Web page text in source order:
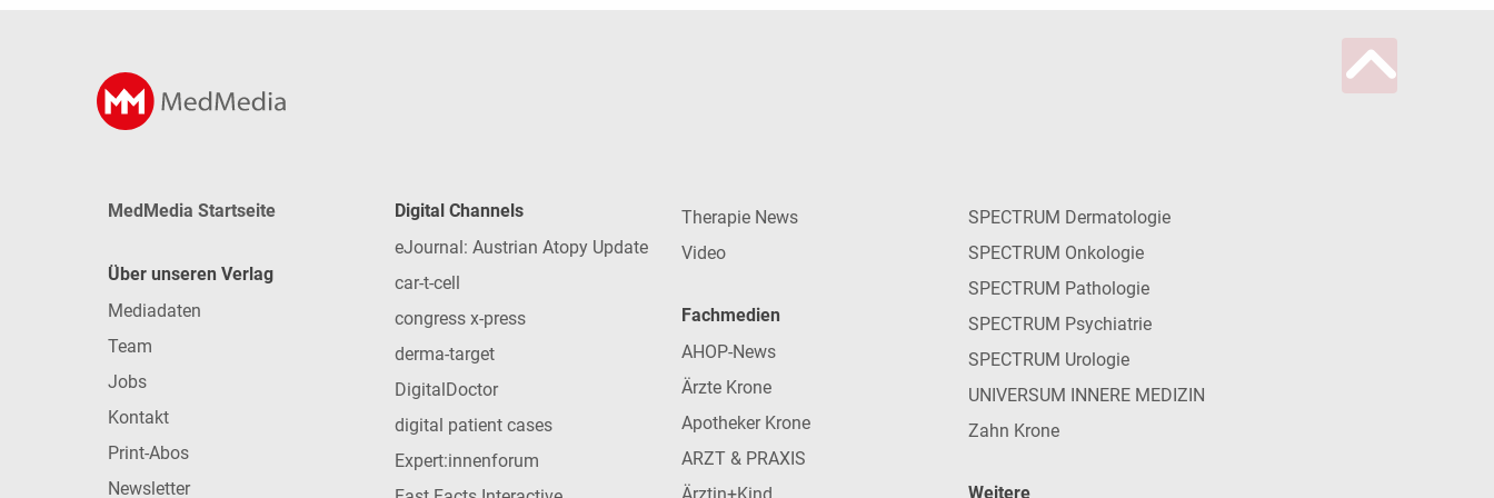
MedMedia Startseite
Über unseren Verlag
Mediadaten
Team
Jobs
Kontakt
Print-Abos
Newsletter
Digital Channels
eJournal: Austrian Atopy Update
car-t-cell
congress x-press
derma-target
DigitalDoctor
digital patient cases
Expert:innenforum
Therapie News
Video
Fachmedien
AHOP-News
Ärzte Krone
Apotheker Krone
ARZT & PRAXIS
Ärztin+Kind
SPECTRUM Dermatologie
SPECTRUM Onkologie
SPECTRUM Pathologie
SPECTRUM Psychiatrie
SPECTRUM Urologie
UNIVERSUM INNERE MEDIZIN
Zahn Krone
Weitere